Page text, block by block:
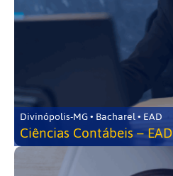
Divinópolis-MG • Bacharel • EAD
Ciências Contábeis – EAD